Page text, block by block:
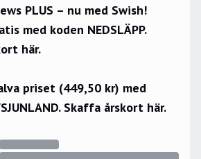
PLUS – nu med Swish!
med koden NEDSLÄPP.
här.
priset (449,50 kr) med
Skaffa årskort här.